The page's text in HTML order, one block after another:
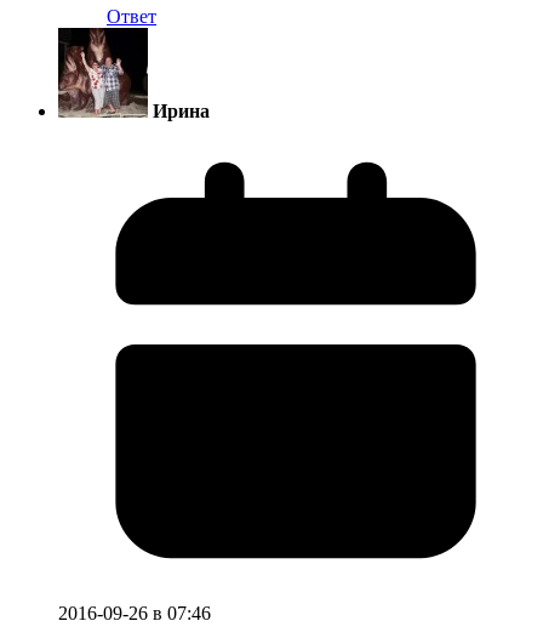
Ответ
Ирина
2016-09-26 в 07:46